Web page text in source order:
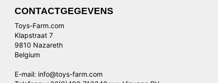
CONTACTGEGEVENS
Toys-Farm.com
Klapstraat 7
9810 Nazareth
Belgium
E-mail: info@toys-farm.com